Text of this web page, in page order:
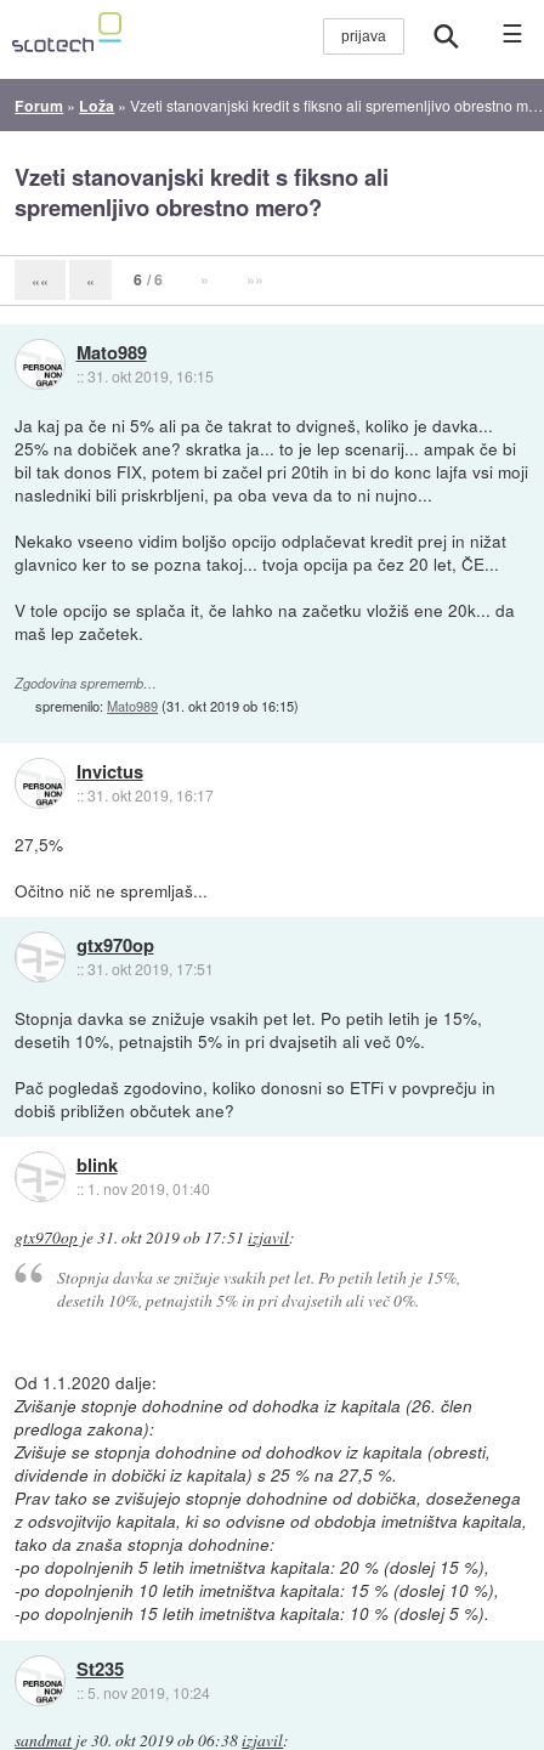
☰
Forum » Loža »Vzeti stanovanjski kredit s fiksno ali spremenljivo obrestno mero?
Vzeti stanovanjski kredit s fiksno ali
spremenljivo obrestno mero?
«« « 6 / 6 » »»
Mato989
::31. okt 2019, 16:15
Ja kaj pa če ni 5% ali pa če takrat to dvigneš, koliko je davka...
25% na dobiček ane? skratka ja... to je lep scenarij... ampak če bi
bil tak donos FIX, potem bi začel pri 20tih in bi do konc lajfa vsi moji
nasledniki bili priskrbljeni, pa oba veva da to ni nujno...
Nekako vseeno vidim boljšo opcijo odplačevat kredit prej in nižat
glavnico ker to se pozna takoj... tvoja opcija pa čez 20 let, ČE...
V tole opcijo se splača it, če lahko na začetku vložiš ene 20k... da
maš lep začetek.
Zgodovina sprememb…
spremenilo:Mato989(31. okt 2019 ob 16:15)
Invictus
::31. okt 2019, 16:17
27,5%
Očitno nič ne spremljaš...
gtx970op
::31. okt 2019, 17:51
Stopnja davka se znižuje vsakih pet let. Po petih letih je 15%,
desetih 10%, petnajstih 5% in pri dvajsetih ali več 0%.
Pač pogledaš zgodovino, koliko donosni so ETFi v povprečju in
dobiš približen občutek ane?
blink
:: 1. nov 2019, 01:40
gtx970op je31. okt 2019 ob 17:51 izjavil:
Stopnja davka se znižuje vsakih pet let. Po petih letih je 15%,
desetih 10%, petnajstih 5% in pri dvajsetih ali več 0%.
Od 1.1.2020 dalje:
Zvišanje stopnje dohodnine od dohodka iz kapitala (26. člen
predloga zakona):
Zvišuje se stopnja dohodnine od dohodkov iz kapitala (obresti,
dividende in dobički iz kapitala) s 25 % na 27,5 %.
Prav tako se zvišujejo stopnje dohodnine od dobička, doseženega
z odsvojitvijo kapitala, ki so odvisne od obdobja imetništva kapitala,
tako da znaša stopnja dohodnine:
-po dopolnjenih 5 letih imetništva kapitala: 20 % (doslej 15 %),
-po dopolnjenih 10 letih imetništva kapitala: 15 % (doslej 10 %),
-po dopolnjenih 15 letih imetništva kapitala: 10 % (doslej 5 %).
St235
:: 5. nov 2019, 10:24
sandmat je30. okt 2019 ob 06:38izjavil: